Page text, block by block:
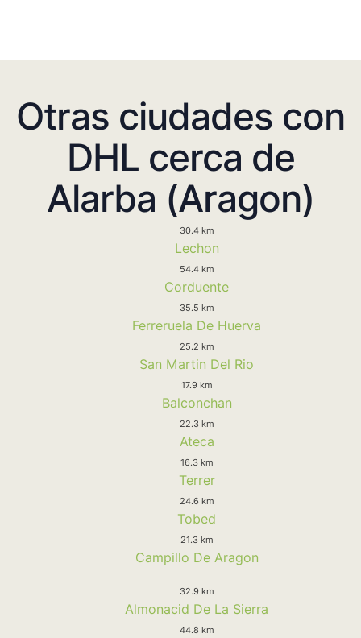
Otras ciudades con
DHL cerca de
Alarba (Aragon)
30.4 km
Lechon
54.4 km
Corduente
35.5 km
Ferreruela De Huerva
25.2 km
San Martin Del Rio
17.9 km
Balconchan
22.3 km
Ateca
16.3 km
Terrer
24.6 km
Tobed
21.3 km
Campillo De Aragon
32.9 km
Almonacid De La Sierra
44.8 km